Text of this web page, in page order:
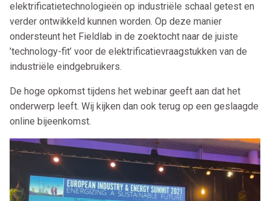
elektrificatietechnologieën op industriële schaal getest en
verder ontwikkeld kunnen worden. Op deze manier
ondersteunt het Fieldlab in de zoektocht naar de juiste
’technology-fit’ voor de elektrificatievraagstukken van de
industriële eindgebruikers.
De hoge opkomst tijdens het webinar geeft aan dat het
onderwerp leeft. Wij kijken dan ook terug op een geslaagde
online bijeenkomst.